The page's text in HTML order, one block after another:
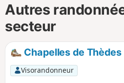
Autres
secteur
Chapelles de
Visorandonneur